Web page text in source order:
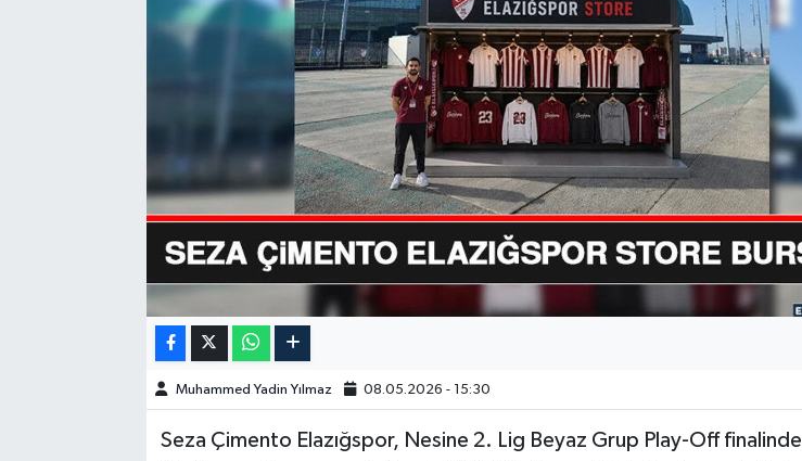
Muhammed Yadin Yılmaz 08.05.2026 - 15:30
Seza Çimento Elazığspor, Nesine 2. Lig Beyaz Grup Play-Off finalinde
MAGAZİN
ÖZEL HABER